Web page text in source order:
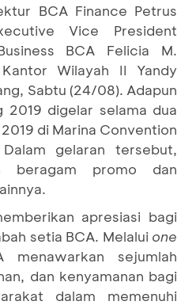
BCA Finance Petrus
Vice President
BCA Felicia M.
Wilayah II Yandy
Sabtu (24/08). Adapun
2019 digelar selama dua
di Marina Convention
gelaran tersebut,
beragam promo dan
apresiasi bagi
setia BCA. Melalui one
menawarkan sejumlah
dan kenyamanan bagi
dalam memenuhi